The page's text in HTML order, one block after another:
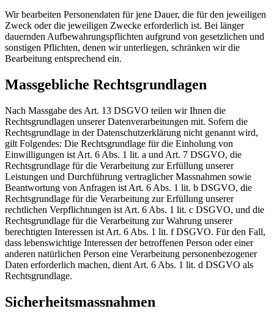
Wir bearbeiten Personendaten für jene Dauer, die für den jeweiligen
Zweck oder die jeweiligen Zwecke erforderlich ist. Bei länger
dauernden Aufbewahrungspflichten aufgrund von gesetzlichen und
sonstigen Pflichten, denen wir unterliegen, schränken wir die
Bearbeitung entsprechend ein.
Massgebliche Rechtsgrundlagen
Nach Massgabe des Art. 13 DSGVO teilen wir Ihnen die
Rechtsgrundlagen unserer Datenverarbeitungen mit. Sofern die
Rechtsgrundlage in der Datenschutzerklärung nicht genannt wird,
gilt Folgendes: Die Rechtsgrundlage für die Einholung von
Einwilligungen ist Art. 6 Abs. 1 lit. a und Art. 7 DSGVO, die
Rechtsgrundlage für die Verarbeitung zur Erfüllung unserer
Leistungen und Durchführung vertraglicher Massnahmen sowie
Beantwortung von Anfragen ist Art. 6 Abs. 1 lit. b DSGVO, die
Rechtsgrundlage für die Verarbeitung zur Erfüllung unserer
rechtlichen Verpflichtungen ist Art. 6 Abs. 1 lit. c DSGVO, und die
Rechtsgrundlage für die Verarbeitung zur Wahrung unserer
berechtigten Interessen ist Art. 6 Abs. 1 lit. f DSGVO. Für den Fall,
dass lebenswichtige Interessen der betroffenen Person oder einer
anderen natürlichen Person eine Verarbeitung personenbezogener
Daten erforderlich machen, dient Art. 6 Abs. 1 lit. d DSGVO als
Rechtsgrundlage.
Sicherheitsmassnahmen